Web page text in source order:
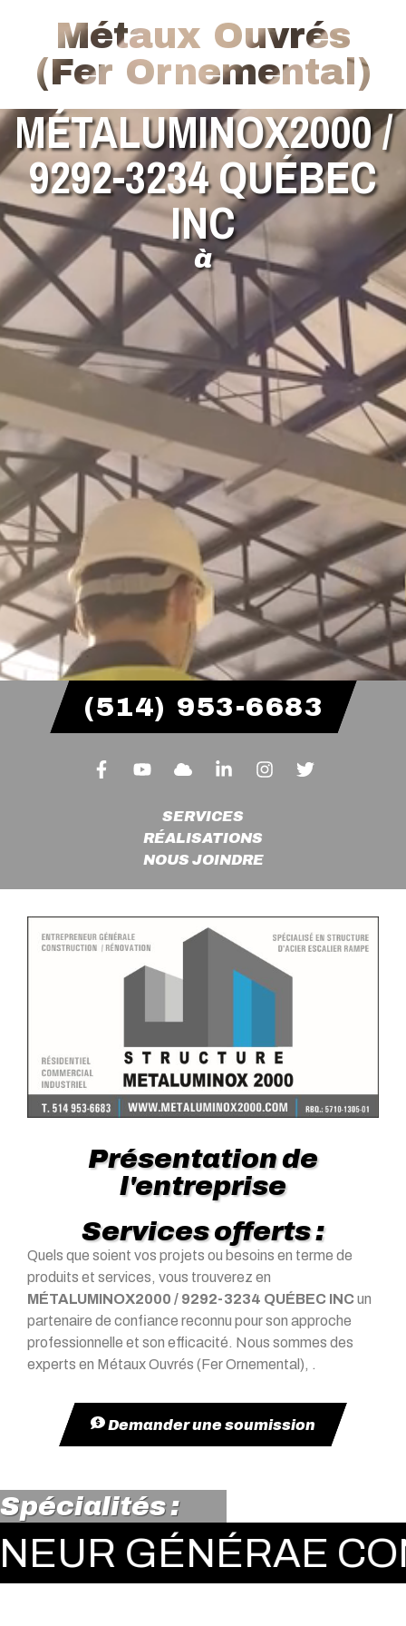
Métaux Ouvrés
(Fer Ornemental)
MÉTALUMINOX2000 /
9292-3234 QUÉBEC
INC
à
SERVICES
RÉALISATIONS
NOUS JOINDRE
(514) 953-6683
Présentation de
l'entreprise
Services offerts :
Quels que soient vos projets ou besoins en terme de
produits et services, vous trouverez en
MÉTALUMINOX2000 / 9292-3234 QUÉBEC INCun
partenaire de confiance reconnu pour son approche
professionnelle et son efficacité. Nous sommes des
experts en Métaux Ouvrés (Fer Ornemental), .
Demander une soumission
Spécialités :
GÉNÉRAE